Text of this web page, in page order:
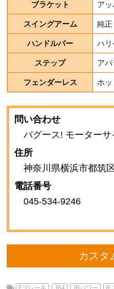
ブラケット ア
スイングアーム 純
ハンドルパー ハリ
ステップ ア
フェンダーレス ホ
問い合わせ
バグース! モーターサ
住所
神奈川県横浜市都筑
電話番号
045-534-9246
カスタ